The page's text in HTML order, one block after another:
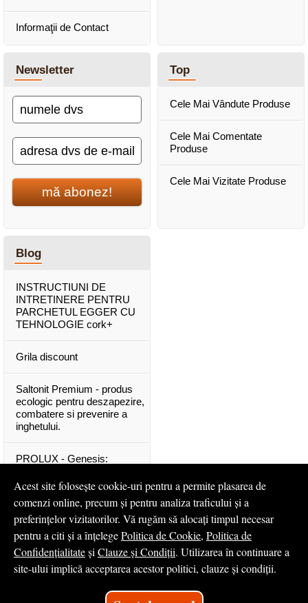
Informaţii de Contact
Newsletter
mă abonez!
Top
Cele Mai Vândute Produse
Cele Mai Comentate
Produse
Cele Mai Vizitate Produse
Blog
INSTRUCTIUNI DE
INTRETINERE PENTRU
PARCHETUL EGGER CU
TEHNOLOGIE cork+
Grila discount
Saltonit Premium - produs
ecologic pentru deszapezire,
combatere si prevenire a
inghetului.
PROLUX - Genesis:
calitate superioara
Mascota PROLUX Genesis
...toate articolele & ştirile
© 2008 - 2026 S.C. Profilux S.A.
Acest site folosește cookie-uri pentru a permite plasarea de
comenzi online, precum și pentru analiza traficului și a
preferințelor vizitatorilor. Vă rugăm să alocați timpul necesar
pentru a citi și a înțelegePolitica de Cookie, Politica de
Confidențialitateși Clauze și Condiții. Utilizarea în continuare a
site-ului implică acceptarea acestor politici, clauze și condiții.